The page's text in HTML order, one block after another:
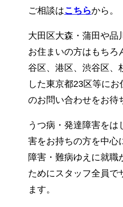
ご相談はこちらから。
大田区大森・蒲田や品
お住まいの方はもちろ
谷区、港区、渋谷区、
した東京都23区等に
のお問い合わせをお待
うつ病・発達障害をは
害をお持ちの方を中心
障害・難病ゆえに就職
ためにスタッフ全員で
ます。